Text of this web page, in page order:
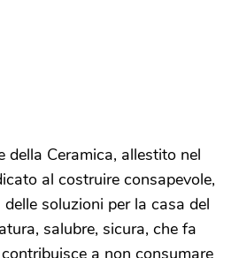
della Ceramica, allestito nel
al costruire consapevole,
soluzioni per la casa del
salubre, sicura, che fa
a non consumare